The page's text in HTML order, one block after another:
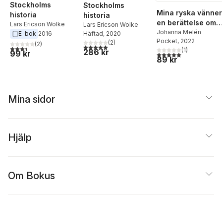
Stockholms
historia
Lars Ericson Wolke
E-bok 2016
3,5utav 5 stjärnor. Totalt antal röster:
(2)
99 kr
Stockholms
historia
Lars Ericson Wolke
Häftad, 2020
5,0utav 5 stjärnor. Totalt antal röster:
(2)
286 kr
Mina ryska
en berättelse om
Putins Ryssland
Johanna Melén
Pocket, 2022
5,0utav 5 stjärnor.
(1)
89 kr
Mina sidor
Hjälp
Om Bokus